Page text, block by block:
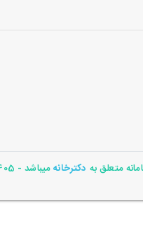
متعلق به دکترخانهمیباشد - 1405